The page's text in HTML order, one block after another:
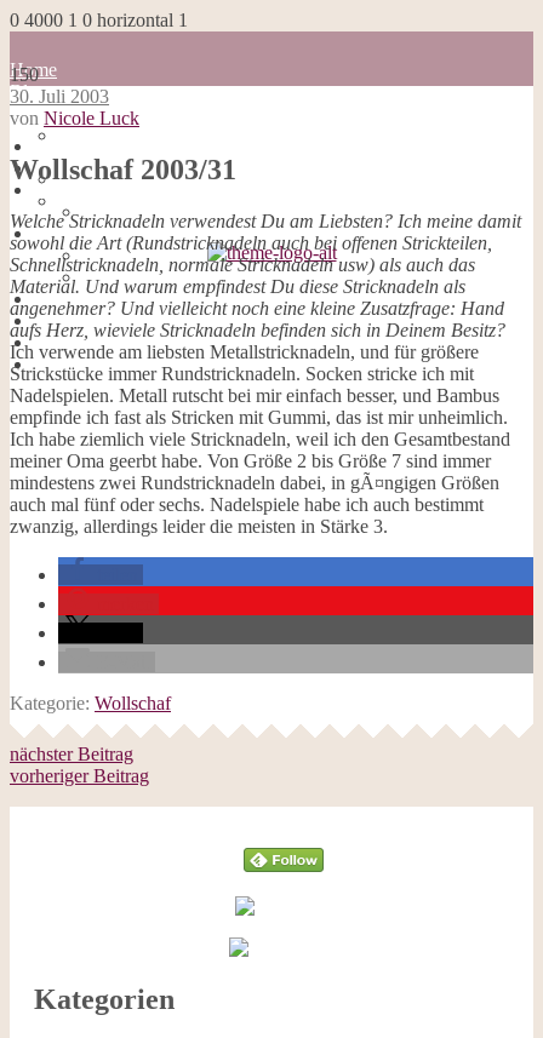
0 4000 1 0 horizontal 1
Home
Blog
about me
Impressum
Datenschutzerklärung
Galerie
Opal-Abos
Strickblogs
Hörbücher
150
Home
Blog
about me
100 Dinge
Impressum
Datenschutzerklärung
Cookies
Galerie
Opal-Abos
Strickblogs
Hörbücher
30. Juli 2003
von Nicole Luck
Wollschaf 2003/31
Welche Stricknadeln verwendest Du am Liebsten? Ich meine damit
sowohl die Art (Rundstricknadeln auch bei offenen Strickteilen,
Schnellstricknadeln, normale Stricknadeln usw) als auch das
Material. Und warum empfindest Du diese Stricknadeln als
angenehmer? Und vielleicht noch eine kleine Zusatzfrage: Hand
aufs Herz, wieviele Stricknadeln befinden sich in Deinem Besitz?
Ich verwende am liebsten Metallstricknadeln, und für größere
Strickstücke immer Rundstricknadeln. Socken stricke ich mit
Nadelspielen. Metall rutscht bei mir einfach besser, und Bambus
empfinde ich fast als Stricken mit Gummi, das ist mir unheimlich.
Ich habe ziemlich viele Stricknadeln, weil ich den Gesamtbestand
meiner Oma geerbt habe. Von Größe 2 bis Größe 7 sind immer
mindestens zwei Rundstricknadeln dabei, in gÃ¤ngigen Größen
auch mal fünf oder sechs. Nadelspiele habe ich auch bestimmt
zwanzig, allerdings leider die meisten in Stärke 3.
Kategorie: Wollschaf
nächster Beitrag
vorheriger Beitrag
Kategorien